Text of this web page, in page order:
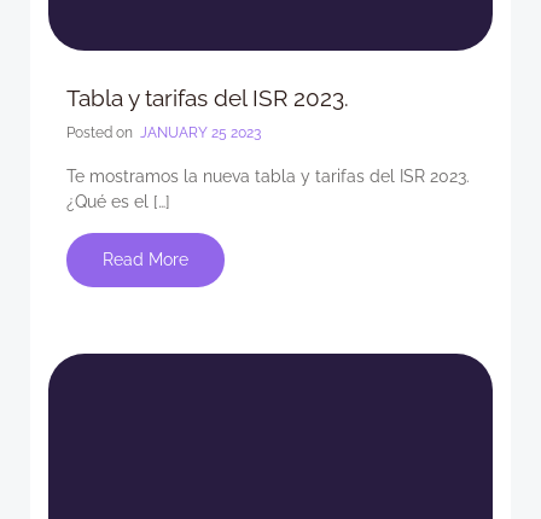
Tabla y tarifas del ISR 2023.
Posted on JANUARY 25 2023
Te mostramos la nueva tabla y tarifas del ISR 2023.
¿Qué es el […]
Read More